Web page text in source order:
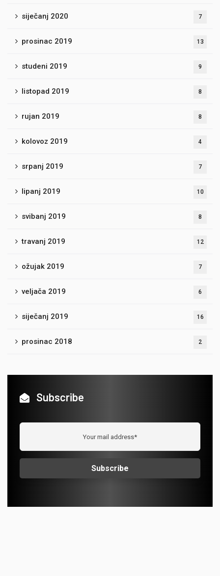
siječanj 2020 7
prosinac 2019 13
studeni 2019 9
listopad 2019 8
rujan 2019 8
kolovoz 2019 4
srpanj 2019 7
lipanj 2019 10
svibanj 2019 8
travanj 2019 12
ožujak 2019 7
veljača 2019 6
siječanj 2019 16
prosinac 2018 2
Subscribe